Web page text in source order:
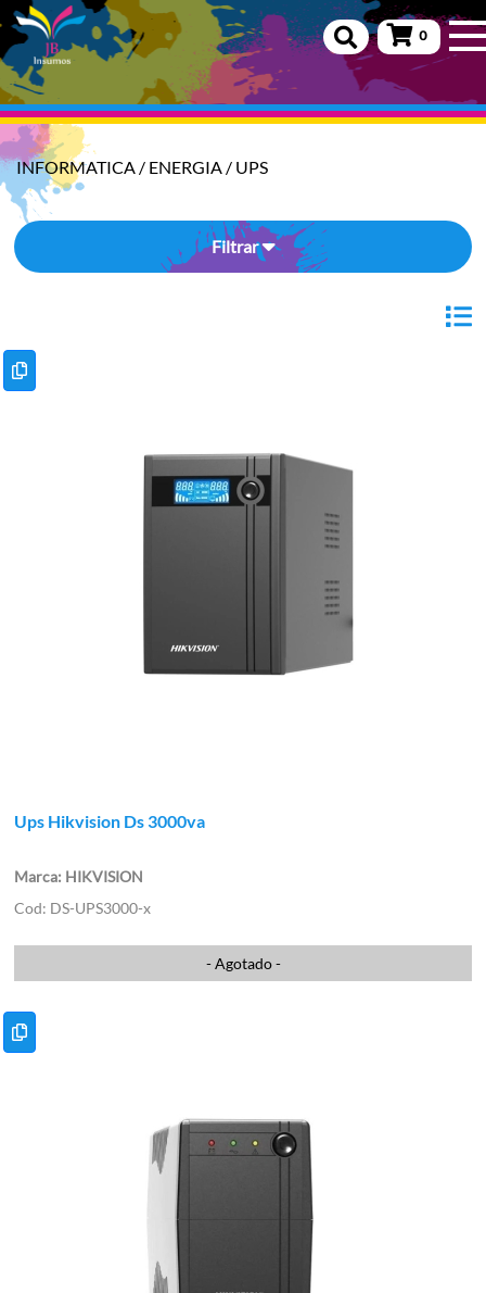
0
INFORMATICA / ENERGIA / UPS
Filtrar
Ups Hikvision Ds 3000va
HIKVISION
DS-UPS3000-x
- Agotado -